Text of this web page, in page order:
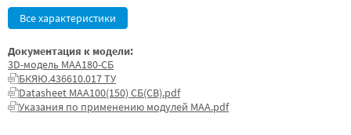
Все характеристики
Документация к модели:
3D-модель МАА180-СБ
БКЯЮ.436610.017 ТУ
Datasheet МАА100(150) СБ(СВ).pdf
Указания по применению модулей МАА.pdf